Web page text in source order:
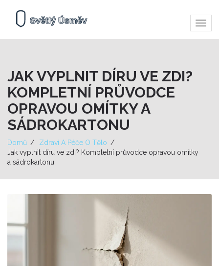
JAK VYPLNIT DÍRU VE ZDI?
KOMPLETNÍ PRŮVODCE
OPRAVOU OMÍTKY A
SÁDROKARTONU
Domů
Zdraví A Péče O Tělo
Jak vyplnit díru ve zdi? Kompletní průvodce opravou omítky
a sádrokartonu